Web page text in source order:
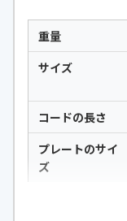
重量
サイズ
コードの長さ
プレートのサイ
ズ